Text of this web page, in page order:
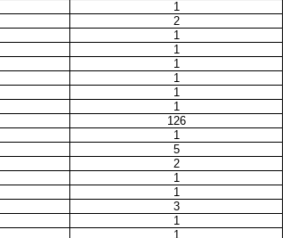
1
2
1
1
1
1
1
1
126
1
5
2
1
1
3
1
1